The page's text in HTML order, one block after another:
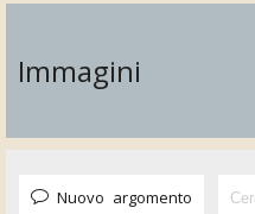
Immagini
Nuovo argomento